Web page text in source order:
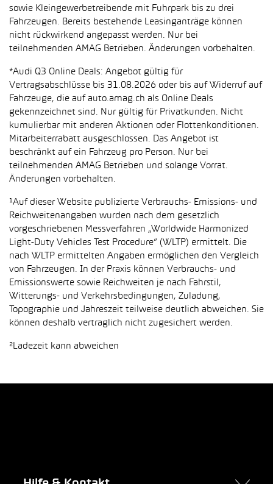
sowie Kleingewerbetreibende mit Fuhrpark bis zu drei
Fahrzeugen. Bereits bestehende Leasinganträge können
nicht rückwirkend angepasst werden. Nur bei
teilnehmenden AMAG Betrieben. Änderungen vorbehalten.
*Audi Q3 Online Deals: Angebot gültig für
Vertragsabschlüsse bis 31.08.2026 oder bis auf Widerruf auf
Fahrzeuge, die auf auto.amag.ch als Online Deals
gekennzeichnet sind. Nur gültig für Privatkunden. Nicht
kumulierbar mit anderen Aktionen oder Flottenkonditionen.
Mitarbeiterrabatt ausgeschlossen. Das Angebot ist
beschränkt auf ein Fahrzeug pro Person. Nur bei
teilnehmenden AMAG Betrieben und solange Vorrat.
Änderungen vorbehalten.
¹Auf dieser Website publizierte Verbrauchs- Emissions- und
Reichweitenangaben wurden nach dem gesetzlich
vorgeschriebenen Messverfahren „Worldwide Harmonized
Light-Duty Vehicles Test Procedure“ (WLTP) ermittelt. Die
nach WLTP ermittelten Angaben ermöglichen den Vergleich
von Fahrzeugen. In der Praxis können Verbrauchs- und
Emissionswerte sowie Reichweiten je nach Fahrstil,
Witterungs- und Verkehrsbedingungen, Zuladung,
Topographie und Jahreszeit teilweise deutlich abweichen. Sie
können deshalb vertraglich nicht zugesichert werden.
²Ladezeit kann abweichen